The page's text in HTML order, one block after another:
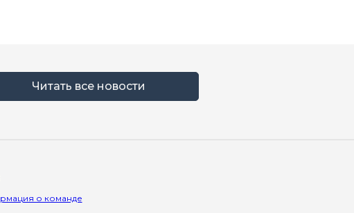
Читать все новости
о команде